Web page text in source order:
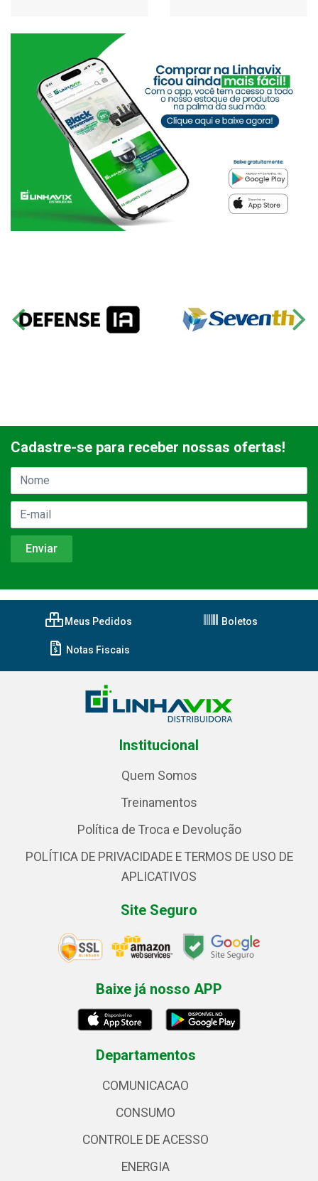
Cadastre-se para receber nossas ofertas!
Meus Pedidos Boletos
Notas Fiscais
Institucional
Quem Somos
Treinamentos
Política de Troca e Devolução
POLÍTICA DE PRIVACIDADE E TERMOS DE USO DE
APLICATIVOS
Site Seguro
Baixe já nosso APP
Departamentos
COMUNICACAO
CONSUMO
CONTROLE DE ACESSO
ENERGIA